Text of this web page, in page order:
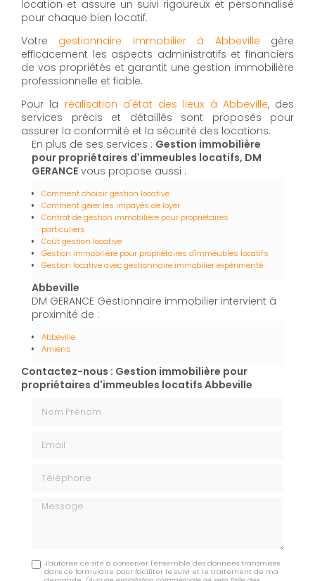
location et assure un suivi rigoureux et personnalisé
pour chaque bien locatif.
Votre gestionnaire immobilier à Abbeville gère
efficacement les aspects administratifs et financiers
de vos propriétés et garantit une gestion immobilière
professionnelle et fiable.
Pour la réalisation d'état des lieux à Abbeville, des
services précis et détaillés sont proposés pour
assurer la conformité et la sécurité des locations.
En plus de ses services : Gestion immobilière
pour propriétaires d'immeubles locatifs, DM
GERANCE vous propose aussi :
Comment choisir gestion locative
Comment gérer les impayés de loyer
Contrat de gestion immobilière pour propriétaires
particuliers
Coût gestion locative
Gestion immobilière pour propriétaires d'immeubles locatifs
Gestion locative avec gestionnaire immobilier expérimenté
Abbeville
DM GERANCE Gestionnaire immobilier intervient à
proximité de :
Abbeville
Amiens
Contactez-nous : Gestion immobilière pour
propriétaires d'immeubles locatifs Abbeville
Message
J'autorise ce site à conserver l'ensemble des données transmises
dans ce formulaire pour faciliter le suivi et le traitement de ma